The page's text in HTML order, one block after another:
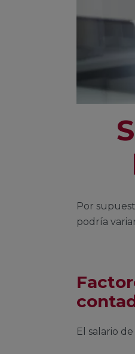
Por
podría
El salario